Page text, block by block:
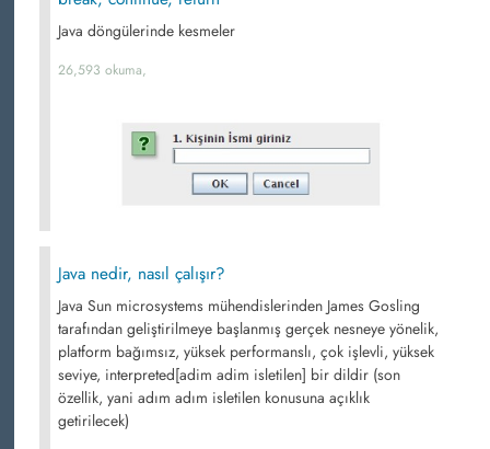
Java döngülerinde kesmeler
26,593 okuma,
Java nedir, nasıl çalışır?
Java Sun microsystems mühendislerinden James Gosling
tarafından geliştirilmeye başlanmış gerçek nesneye yönelik,
platform bağımsız, yüksek performanslı, çok işlevli, yüksek
seviye, interpreted[adim adim isletilen] bir dildir (son
özellik, yani adım adım isletilen konusuna açıklık
getirilecek)